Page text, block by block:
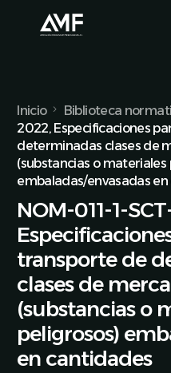
Inicio Biblioteca
2022, Especificaciones
determinadas clases de
(substancias o materiales
embaladas/envasadas
NOM-011-1-
transporte de
clases de
(substancias o
peligrosos)
en cantidades